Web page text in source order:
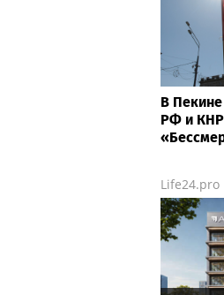
В
РФ и
Life24.pro